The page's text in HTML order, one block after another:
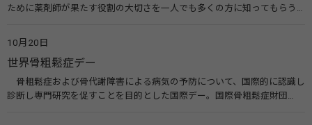
ために薬剤師が果たす役割の大切さを一人でも多くの方に知ってもらう
伝えたい！薬との付き合い方」（保健指導リソースガイド）
10月20日
世界骨粗鬆症デー
骨粗鬆症および骨代謝障害による病気の予防について、国際的に認識し
診断し専門研究を促すことを目的とした国際デー。国際骨粗鬆症財団